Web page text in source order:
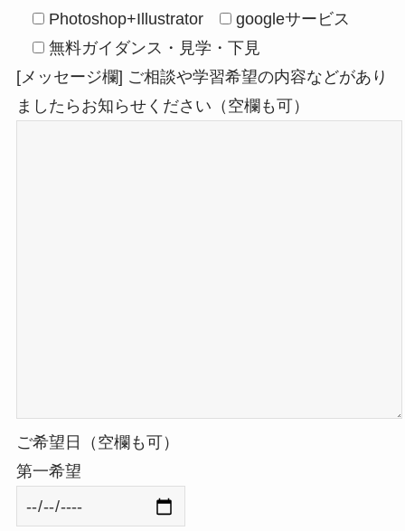
Photoshop+Illustrator
googleサービス
無料ガイダンス・見学・下見
[メッセージ欄] ご相談や学習希望の内容などがあり
ましたらお知らせください（空欄も可）
ご希望日（空欄も可）
第一希望